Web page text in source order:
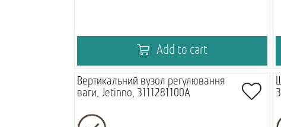
Add to cart
Вертикальний вузол регулювання
ваги, Jetinno, 3111281100A